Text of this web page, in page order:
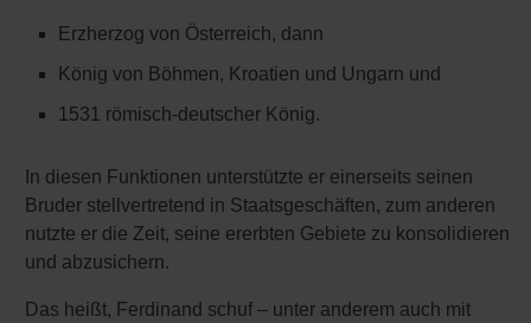
Erzherzog von Österreich, dann
König von Böhmen, Kroatien und Ungarn und
1531 römisch-deutscher König.
In diesen Funktionen unterstützte er einerseits seinen
Bruder stellvertretend in Staatsgeschäften, zum anderen
nutzte er die Zeit, seine ererbten Gebiete zu konsolidieren
und abzusichern.
Das heißt, Ferdinand schuf – unter anderem auch mit